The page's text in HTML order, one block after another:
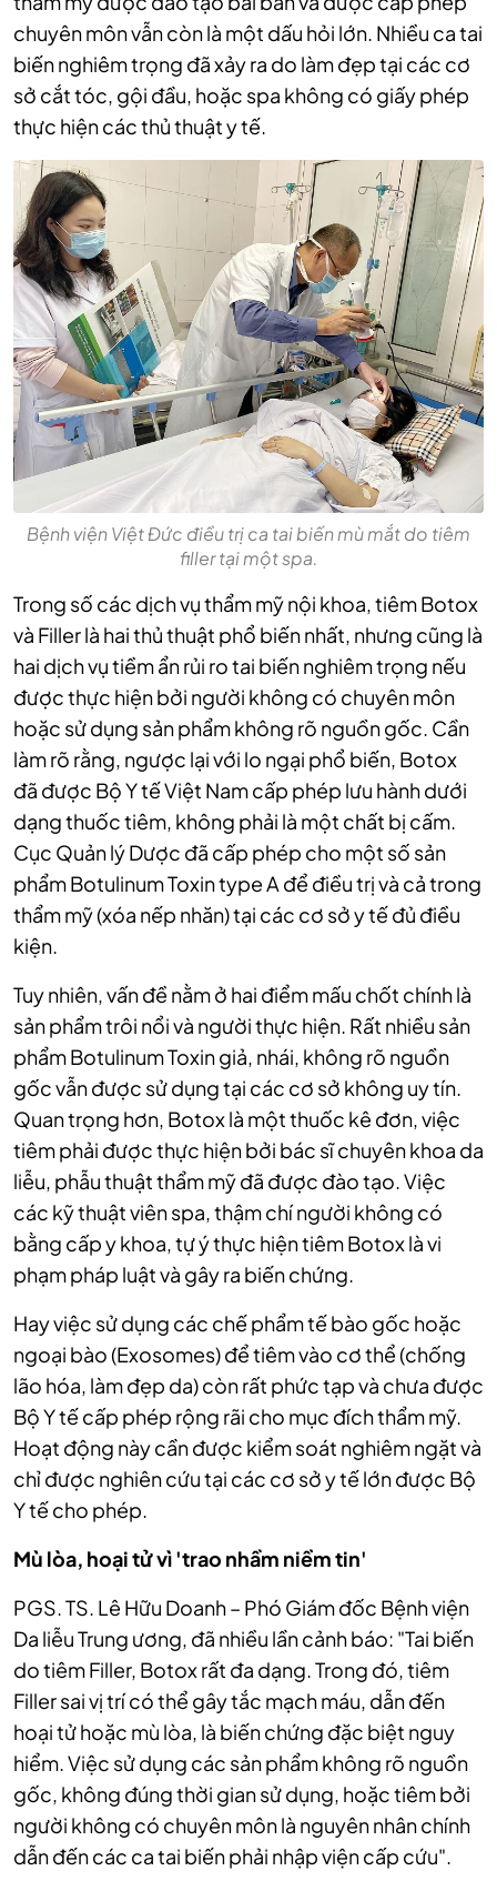
chuyên môn vẫn còn là một dấu hỏi lớn. Nhiều ca tai
biến nghiêm trọng đã xảy ra do làm đẹp tại các cơ
sở cắt tóc, gội đầu, hoặc spa không có giấy phép
thực hiện các thủ thuật y tế.
Bệnh viện Việt Đức điều trị ca tai biến mù mắt do tiêm
filler tại một spa.
Trong số các dịch vụ thẩm mỹ nội khoa, tiêm Botox
và Filler là hai thủ thuật phổ biến nhất, nhưng cũng là
hai dịch vụ tiềm ẩn rủi ro tai biến nghiêm trọng nếu
được thực hiện bởi người không có chuyên môn
hoặc sử dụng sản phẩm không rõ nguồn gốc. Cần
làm rõ rằng, ngược lại với lo ngại phổ biến, Botox
đã được Bộ Y tế Việt Nam cấp phép lưu hành dưới
dạng thuốc tiêm, không phải là một chất bị cấm.
Cục Quản lý Dược đã cấp phép cho một số sản
phẩm Botulinum Toxin type A để điều trị và cả trong
thẩm mỹ (xóa nếp nhăn) tại các cơ sở y tế đủ điều
kiện.
Tuy nhiên, vấn đề nằm ở hai điểm mấu chốt chính là
sản phẩm trôi nổi và người thực hiện. Rất nhiều sản
phẩm Botulinum Toxin giả, nhái, không rõ nguồn
gốc vẫn được sử dụng tại các cơ sở không uy tín.
Quan trọng hơn, Botox là một thuốc kê đơn, việc
tiêm phải được thực hiện bởi bác sĩ chuyên khoa da
liễu, phẫu thuật thẩm mỹ đã được đào tạo. Việc
các kỹ thuật viên spa, thậm chí người không có
bằng cấp y khoa, tự ý thực hiện tiêm Botox là vi
phạm pháp luật và gây ra biến chứng.
Hay việc sử dụng các chế phẩm tế bào gốc hoặc
ngoại bào (Exosomes) để tiêm vào cơ thể (chống
lão hóa, làm đẹp da) còn rất phức tạp và chưa được
Bộ Y tế cấp phép rộng rãi cho mục đích thẩm mỹ.
Hoạt động này cần được kiểm soát nghiêm ngặt và
chỉ được nghiên cứu tại các cơ sở y tế lớn được Bộ
Y tế cho phép.
Mù lòa, hoại tử vì 'trao nhầm niềm tin'
PGS. TS. Lê Hữu Doanh – Phó Giám đốc Bệnh viện
Da liễu Trung ương, đã nhiều lần cảnh báo: "Tai biến
do tiêm Filler, Botox rất đa dạng. Trong đó, tiêm
Filler sai vị trí có thể gây tắc mạch máu, dẫn đến
hoại tử hoặc mù lòa, là biến chứng đặc biệt nguy
hiểm. Việc sử dụng các sản phẩm không rõ nguồn
gốc, không đúng thời gian sử dụng, hoặc tiêm bởi
người không có chuyên môn là nguyên nhân chính
dẫn đến các ca tai biến phải nhập viện cấp cứu".